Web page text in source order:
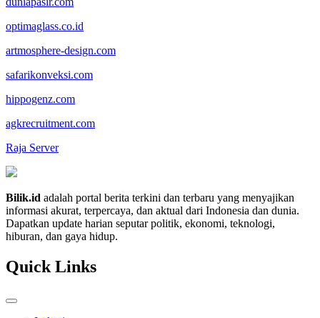
optimaglass.co.id
artmosphere-design.com
safarikonveksi.com
hippogenz.com
agkrecruitment.com
Raja Server
Bilik.id adalah portal berita terkini dan terbaru yang menyajikan
informasi akurat, terpercaya, dan aktual dari Indonesia dan dunia.
Dapatkan update harian seputar politik, ekonomi, teknologi,
hiburan, dan gaya hidup.
Quick Links